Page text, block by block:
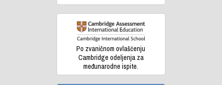
Po zvaničnom ovlašćenju
Cambridge odeljenja za
međunarodne ispite.